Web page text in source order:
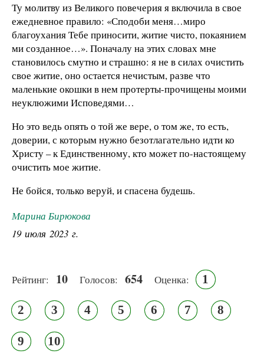
Ту молитву из Великого повечерия я включила в свое
ежедневное правило: «Сподоби меня…миро
благоухания Тебе приносити, житие чисто, покаянием
ми созданное…». Поначалу на этих словах мне
становилось смутно и страшно: я не в силах очистить
свое житие, оно остается нечистым, разве что
маленькие окошки в нем протерты-прочищены моими
неуклюжими Исповедями…
Но это ведь опять о той же вере, о том же, то есть,
доверии, с которым нужно безотлагательно идти ко
Христу – к Единственному, кто может по-настоящему
очистить мое житие.
Не бойся, только веруй, и спасена будешь.
Марина Бирюкова
19 июля 2023 г.
Рейтинг: 10 Голосов: 654 Оценка: 1
2 3 4 5 6 7 8
9 10